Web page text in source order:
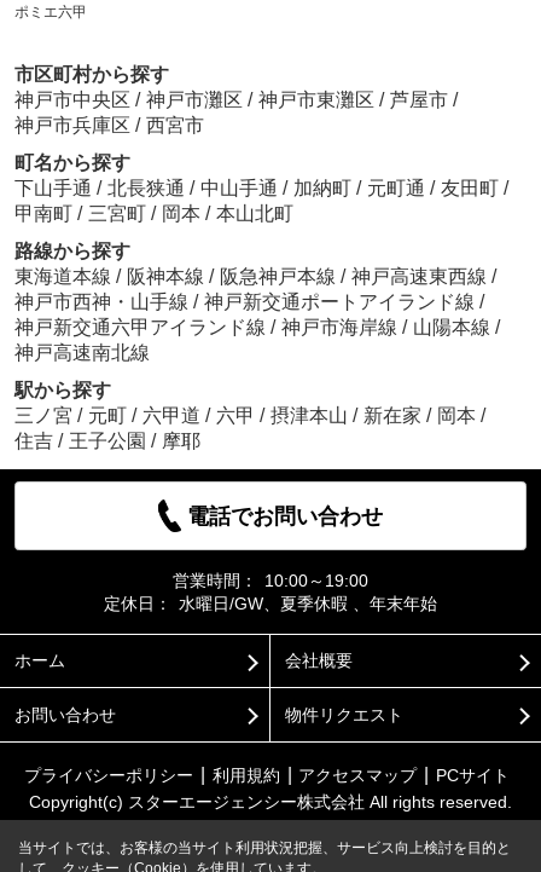
ポミエ六甲
市区町村から探す
神戸市中央区 / 神戸市灘区 / 神戸市東灘区 / 芦屋市 /
神戸市兵庫区 / 西宮市
町名から探す
下山手通 / 北長狭通 / 中山手通 / 加納町 / 元町通 / 友田町 /
甲南町 / 三宮町 / 岡本 / 本山北町
路線から探す
東海道本線 / 阪神本線 / 阪急神戸本線 / 神戸高速東西線 /
神戸市西神・山手線 / 神戸新交通ポートアイランド線 /
神戸新交通六甲アイランド線 / 神戸市海岸線 / 山陽本線 /
神戸高速南北線
駅から探す
三ノ宮 / 元町 / 六甲道 / 六甲 / 摂津本山 / 新在家 / 岡本 /
住吉 / 王子公園 / 摩耶
電話でお問い合わせ
営業時間：
10:00～19:00
定休日：
水曜日/GW、夏季休暇 、年末年始
ホーム 会社概要
お問い合わせ 物件リクエスト
プライバシーポリシー 利用規約 アクセスマップ
PCサイト
Copyright(c) スターエージェンシー株式会社 All rights reserved.
当サイトでは、お客様の当サイト利用状況把握、サービス向上検討を目的と
して、クッキー（Cookie）を使用しています。